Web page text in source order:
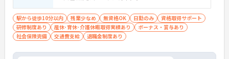
駅から徒歩10分以内 残業少なめ 無資格OK 日勤のみ
資格取得サポート
研修制度あり
産休･育休･介護休暇取得実績あり
ボーナス・賞与あり
社会保険完備
交通費支給 退職金制度あり